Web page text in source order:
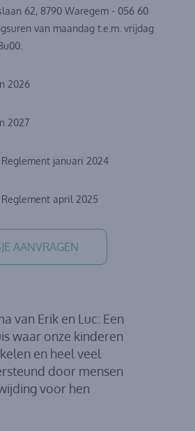
62, 8790 Waregem - 056 60
van maandag t.e.m. vrijdag
2026
2027
januari 2024
april 2025
AANVRAGEN
van Erik en Luc: Een
waar onze kinderen
en heel veel
door mensen
voor hen